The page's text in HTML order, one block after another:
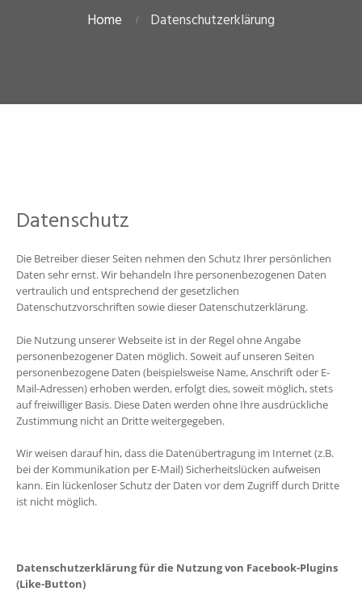
Home Datenschutzerklärung
Datenschutz
Die Betreiber dieser Seiten nehmen den Schutz Ihrer persönlichen
Daten sehr ernst. Wir behandeln Ihre personenbezogenen Daten
vertraulich und entsprechend der gesetzlichen
Datenschutzvorschriften sowie dieser Datenschutzerklärung.
Die Nutzung unserer Webseite ist in der Regel ohne Angabe
personenbezogener Daten möglich. Soweit auf unseren Seiten
personenbezogene Daten (beispielsweise Name, Anschrift oder E-
Mail-Adressen) erhoben werden, erfolgt dies, soweit möglich, stets
auf freiwilliger Basis. Diese Daten werden ohne Ihre ausdrückliche
Zustimmung nicht an Dritte weitergegeben.
Wir weisen darauf hin, dass die Datenübertragung im Internet (z.B.
bei der Kommunikation per E-Mail) Sicherheitslücken aufweisen
kann. Ein lückenloser Schutz der Daten vor dem Zugriff durch Dritte
ist nicht möglich.
Datenschutzerklärung für die Nutzung von Facebook-Plugins
(Like-Button)